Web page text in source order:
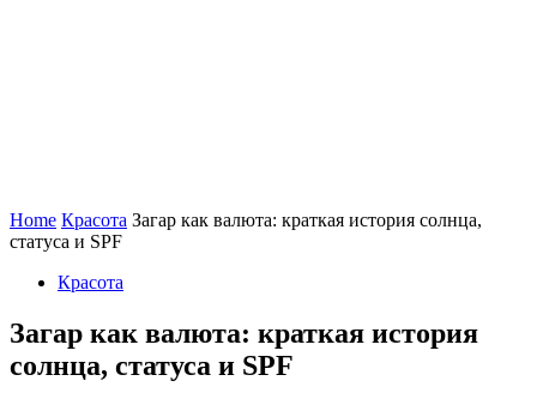
Home Красота Загар как валюта: краткая история солнца,
статуса и SPF
Красота
Загар как валюта: краткая история
солнца, статуса и SPF